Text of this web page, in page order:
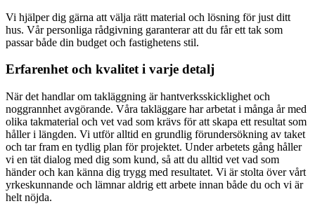
Vi hjälper dig gärna att välja rätt material och lösning för just ditt
hus. Vår personliga rådgivning garanterar att du får ett tak som
passar både din budget och fastighetens stil.
Erfarenhet och kvalitet i varje detalj
När det handlar om takläggning är hantverksskicklighet och
noggrannhet avgörande. Våra takläggare har arbetat i många år med
olika takmaterial och vet vad som krävs för att skapa ett resultat som
håller i längden. Vi utför alltid en grundlig förundersökning av taket
och tar fram en tydlig plan för projektet. Under arbetets gång håller
vi en tät dialog med dig som kund, så att du alltid vet vad som
händer och kan känna dig trygg med resultatet. Vi är stolta över vårt
yrkeskunnande och lämnar aldrig ett arbete innan både du och vi är
helt nöjda.